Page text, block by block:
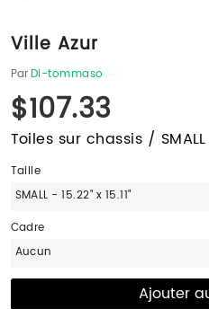
Ville Azur
ParDi-tommaso
$107.33
Toiles sur chassis /
Taille
SMALL - 15.22" x 15.11"
Cadre
Aucun